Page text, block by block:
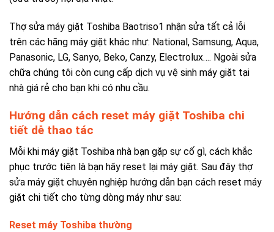
Thợ sửa máy giặt Toshiba Baotriso1 nhận sửa tất cả lỗi
trên các hãng máy giặt khác như: National, Samsung, Aqua,
Panasonic, LG, Sanyo, Beko, Canzy, Electrolux…. Ngoài sửa
chữa chúng tôi còn cung cấp dịch vụ vệ sinh máy giặt tại
nhà giá rẻ cho bạn khi có nhu cầu.
Hướng dẫn cách reset máy giặt Toshiba chi
tiết dễ thao tác
Mỗi khi máy giặt Toshiba nhà bạn gặp sự cố gì, cách khắc
phục trước tiên là bạn hãy reset lại máy giặt. Sau đây thợ
sửa máy giặt chuyên nghiệp hướng dẫn bạn cách reset máy
giặt chi tiết cho từng dòng máy như sau:
Reset máy Toshiba thường